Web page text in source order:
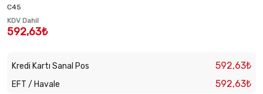
C45
KDV Dahil
592,63₺
Kredi Kartı Sanal Pos 592,63₺
EFT / Havale 592,63₺